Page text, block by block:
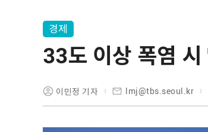
경제
33도 이상 폭염
이민정 기자 lmj@tbs.seoul.kr